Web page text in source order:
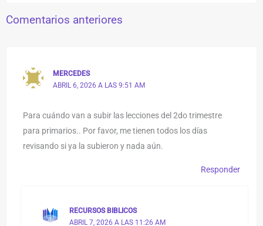
Comentarios anteriores
MERCEDES
ABRIL 6, 2026 A LAS 9:51 AM
Para cuándo van a subir las lecciones del 2do trimestre
para primarios.. Por favor, me tienen todos los días
revisando si ya la subieron y nada aún.
Responder
RECURSOS BIBLICOS
ABRIL 7, 2026 A LAS 11:26 AM